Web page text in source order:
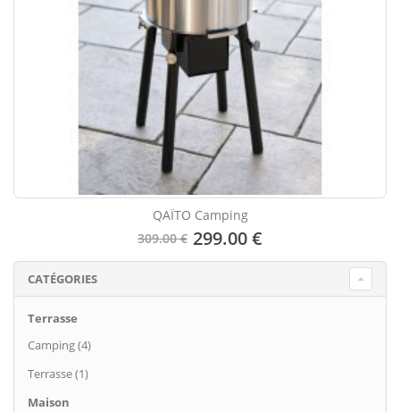
QAÏTO Camping
309.00 € 299.00 €
CATÉGORIES
Terrasse
Camping (4)
Terrasse (1)
Maison